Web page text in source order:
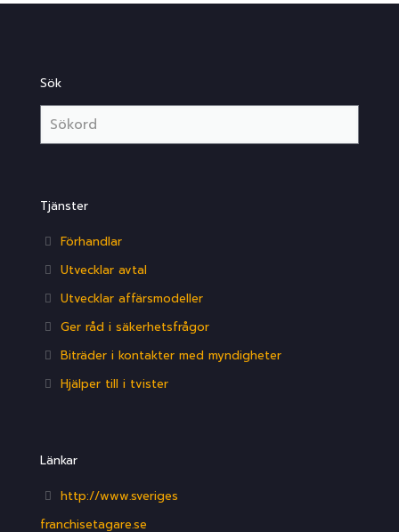
Sök
Tjänster
Förhandlar
Utvecklar avtal
Utvecklar affärsmodeller
Ger råd i säkerhetsfrågor
Biträder i kontakter med myndigheter
Hjälper till i tvister
Länkar
http://www.sveriges
franchisetagare.se